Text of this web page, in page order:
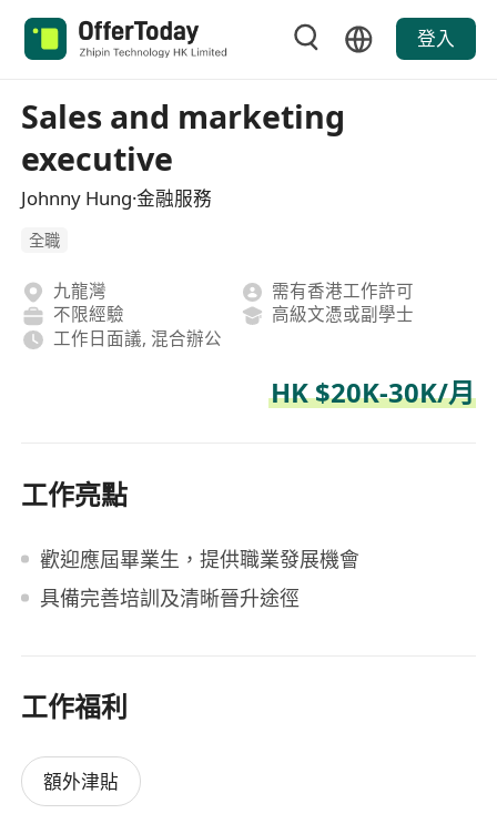
登入
Sales and marketing
executive
Johnny Hung·金融服務
全職
九龍灣
需有香港工作許可
不限經驗
高級文憑或副學士
工作日面議, 混合辦公
HK $20K-30K/月
工作亮點
歡迎應屆畢業生，提供職業發展機會
具備完善培訓及清晰晉升途徑
工作福利
額外津貼